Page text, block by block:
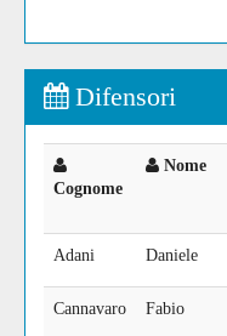
Difensori
Cognome
Nome
Adani Daniele
Cannavaro Fabio